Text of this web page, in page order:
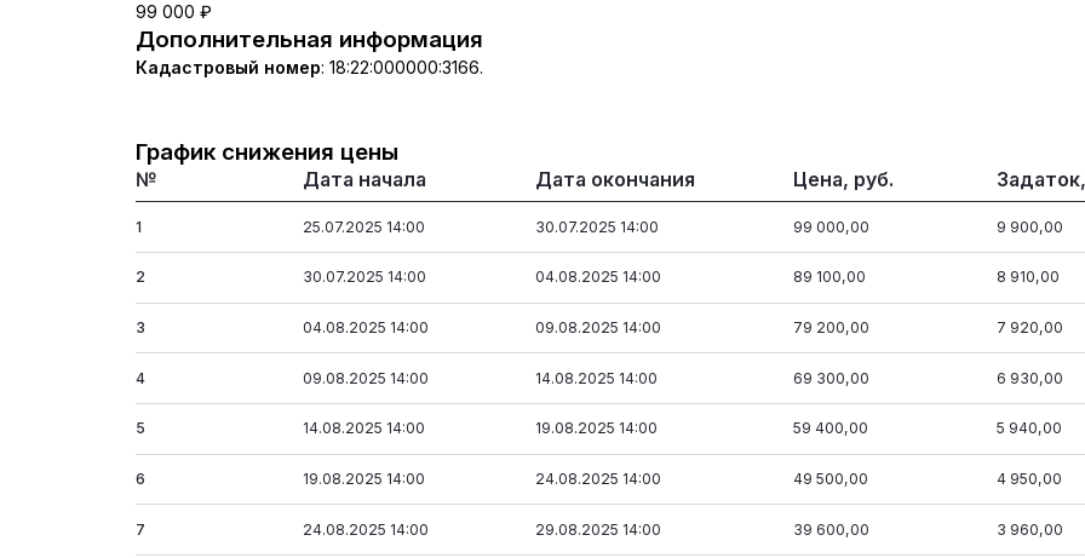
99 000 ₽
Дополнительная информация
Кадастровый номер: 18:22:000000:3166.
График снижения цены
№ Дата начала Дата окончания Цена, руб.
1 25.07.2025 14:00 30.07.2025 14:00 99 000,00 9 900,00
2 30.07.2025 14:00 04.08.2025 14:00 89 100,00 8 910,00
3 04.08.2025 14:00 09.08.2025 14:00 79 200,00 7 920,00
4 09.08.2025 14:00 14.08.2025 14:00 69 300,00 6 930,00
5 14.08.2025 14:00 19.08.2025 14:00 59 400,00 5 940,00
6 19.08.2025 14:00 24.08.2025 14:00 49 500,00 4 950,00
7 24.08.2025 14:00 29.08.2025 14:00 39 600,00 3 960,00